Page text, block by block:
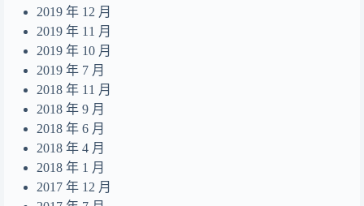
2019 年 12 月
2019 年 11 月
2019 年 10 月
2019 年 7 月
2018 年 11 月
2018 年 9 月
2018 年 6 月
2018 年 4 月
2018 年 1 月
2017 年 12 月